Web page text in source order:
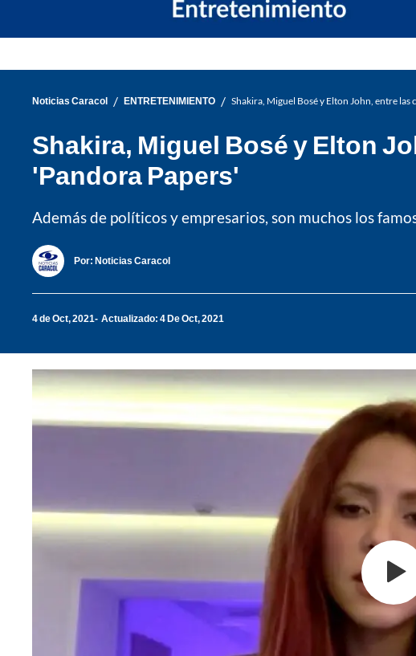
Noticias Caracol / ENTRETENIMIENTO / Shakira, Miguel Bosé y Elton John, entre
Shakira, Miguel Bosé y Elton
'Pandora Papers'
Además de políticos y empresarios, son muchos los
Por: Noticias Caracol
4 de Oct, 2021 Actualizado: 4 De Oct, 2021